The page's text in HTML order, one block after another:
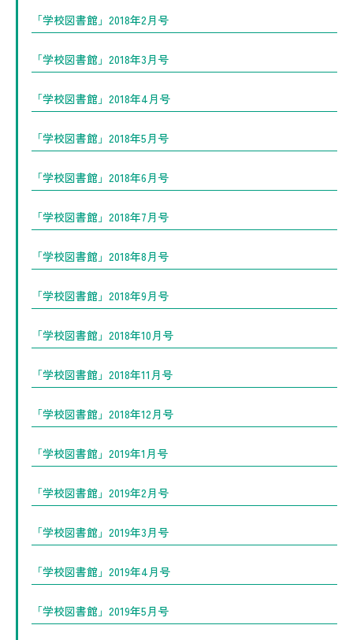
「学校図書館」2018年2月号
「学校図書館」2018年3月号
「学校図書館」2018年4月号
「学校図書館」2018年5月号
「学校図書館」2018年6月号
「学校図書館」2018年7月号
「学校図書館」2018年8月号
「学校図書館」2018年9月号
「学校図書館」2018年10月号
「学校図書館」2018年11月号
「学校図書館」2018年12月号
「学校図書館」2019年1月号
「学校図書館」2019年2月号
「学校図書館」2019年3月号
「学校図書館」2019年4月号
「学校図書館」2019年5月号